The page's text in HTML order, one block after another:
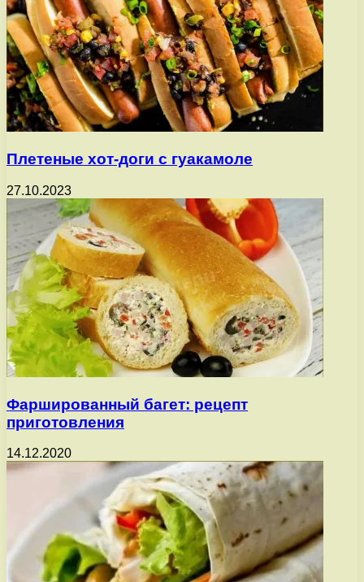
Плетеные хот-доги с гуакамоле
27.10.2023
Фаршированный багет: рецепт
приготовления
14.12.2020